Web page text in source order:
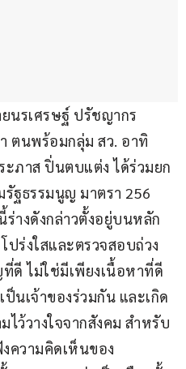
นรเศรษฐ์ ปรัชญากร
ตนพร้อมกลุ่ม สว. อาทิ
ภาส ปิ่นตบแต่ง ได้ร่วมยก
รัฐธรรมนูญ มาตรา 256
างดังกล่าวตั้งอยู่บนหลัก
ร่งใสและตรวจสอบถ่วง
ดี ไม่ใช่มีเพียงเนื้อหาที่ดี
นเจ้าของร่วมกัน และเกิด
ว้วางใจจากสังคม สำหรับ
ความคิดเห็นของ